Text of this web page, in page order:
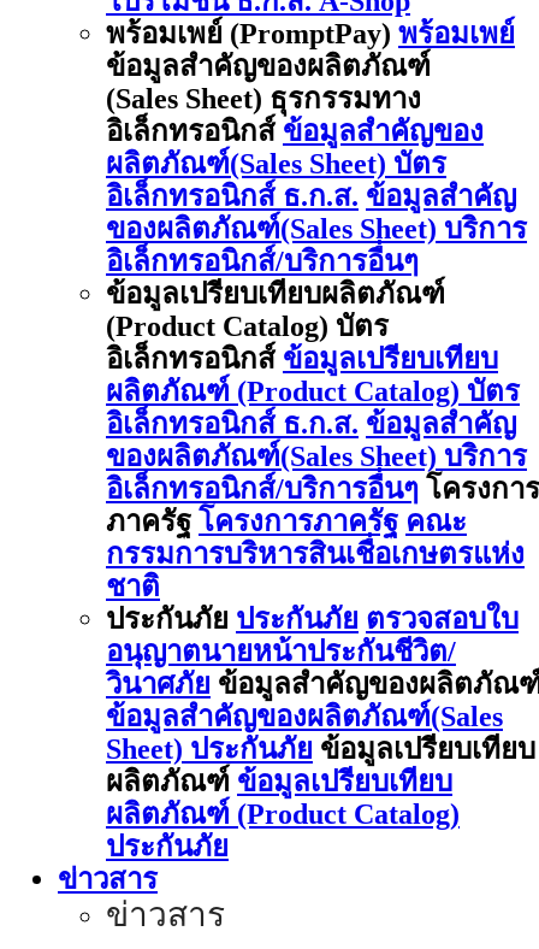
พร้อมเพย์ (PromptPay) พร้อมเพย์
ข้อมูลสำคัญของผลิตภัณฑ์
(Sales Sheet) ธุรกรรมทาง
อิเล็กทรอนิกส์ ข้อมูลสำคัญของ
ผลิตภัณฑ์(Sales Sheet) บัตร
อิเล็กทรอนิกส์ ธ.ก.ส. ข้อมูลสำคัญ
ของผลิตภัณฑ์(Sales Sheet) บริการ
อิเล็กทรอนิกส์/บริการอื่นๆ
ข้อมูลเปรียบเทียบผลิตภัณฑ์
(Product Catalog) บัตร
อิเล็กทรอนิกส์ ข้อมูลเปรียบเทียบ
ผลิตภัณฑ์ (Product Catalog) บัตร
อิเล็กทรอนิกส์ ธ.ก.ส. ข้อมูลสำคัญ
ของผลิตภัณฑ์(Sales Sheet) บริการ
อิเล็กทรอนิกส์/บริการอื่นๆ โครงการ
ภาครัฐ โครงการภาครัฐ คณะ
กรรมการบริหารสินเชื่อเกษตรแห่ง
ชาติ
ประกันภัย ประกันภัย ตรวจสอบใบ
อนุญาตนายหน้าประกันชีวิต/
วินาศภัย ข้อมูลสำคัญของผลิตภัณ
ข้อมูลสำคัญของผลิตภัณฑ์(Sales
Sheet) ประกันภัย ข้อมูลเปรียบเทียบ
ผลิตภัณฑ์ ข้อมูลเปรียบเทียบ
ผลิตภัณฑ์ (Product Catalog)
ประกันภัย
ข่าวสาร
ข่าวสาร